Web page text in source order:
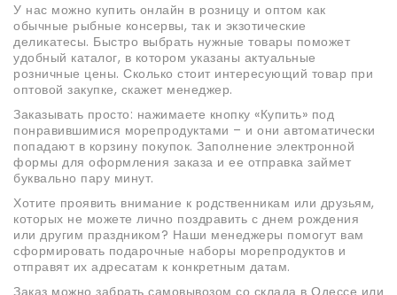
У нас можно купить онлайн в розницу и оптом как
обычные рыбные консервы, так и экзотические
деликатесы. Быстро выбрать нужные товары поможет
удобный каталог, в котором указаны актуальные
розничные цены. Сколько стоит интересующий товар при
оптовой закупке, скажет менеджер.
Заказывать просто: нажимаете кнопку «Купить» под
понравившимися морепродуктами – и они автоматически
попадают в корзину покупок. Заполнение электронной
формы для оформления заказа и ее отправка займет
буквально пару минут.
Хотите проявить внимание к родственникам или друзьям,
которых не можете лично поздравить с днем рождения
или другим праздником? Наши менеджеры помогут вам
сформировать подарочные наборы морепродуктов и
отправят их адресатам к конкретным датам.